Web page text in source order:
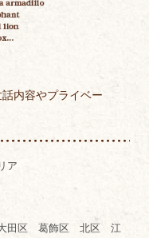
内容やプライベー
ア
田区 葛飾区 北区 江